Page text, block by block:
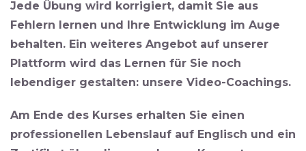
Jede Übung wird korrigiert, damit Sie aus
Fehlern lernen und Ihre Entwicklung im Auge
behalten. Ein weiteres Angebot auf unserer
Plattform wird das Lernen für Sie noch
lebendiger gestalten: unsere Video-Coachings.
Am Ende des Kurses erhalten Sie einen
professionellen Lebenslauf auf Englisch und ein